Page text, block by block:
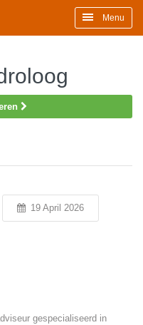
Menu
19 April 2026
gespecialiseerd in